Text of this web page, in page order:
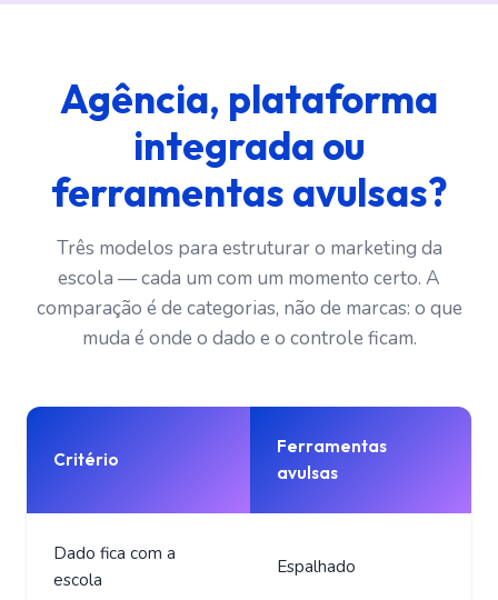
Agência, plataforma
integrada ou
ferramentas avulsas?
Três modelos para estruturar o marketing da
escola — cada um com um momento certo. A
comparação é de categorias, não de marcas: o que
muda é onde o dado e o controle ficam.
Critério
Ferramentas
avulsas
Dado fica com a
escola
Espalhado